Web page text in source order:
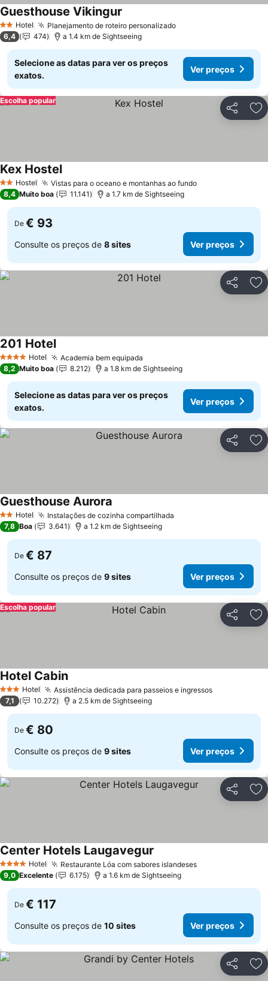
2 Estrelas
Hotel Planejamento de roteiro personalizado
Guesthouse Vikingur
6,4 474 a 1.4 km de Sightseeing
Selecione as datas para ver os preços
exatos.
Ver preços
Partilhar
Escolha popular
2 Estrelas
Hostel Vistas para o oceano e montanhas ao fundo
Kex Hostel
8,4 Muito boa 11.141 a 1.7 km de Sightseeing
De € 93
Consulte os preços de 8 sites Ver preços
Partilhar
4 EstrelasHotel Academia bem equipada
201 Hotel
8,2 Muito boa 8.212 a 1.8 km de Sightseeing
Selecione as datas para ver os preços
exatos.
Ver preços
Partilhar
2 Estrelas
Hotel Instalações de cozinha compartilhada
Guesthouse Aurora
7,8 Boa 3.641 a 1.2 km de Sightseeing
De € 87
Consulte os preços de 9 sites Ver preços
Partilhar
Escolha popular
3 EstrelasHotel Assistência dedicada para passeios e ingressos
Hotel Cabin
7,1 10.272 a 2.5 km de Sightseeing
De € 80
Consulte os preços de 9 sites Ver preços
Partilhar
4 EstrelasHotel Restaurante Lóa com sabores islandeses
Center Hotels Laugavegur
9,0 Excelente 6.175 a 1.6 km de Sightseeing
De € 117
Consulte os preços de 10 sites Ver preços
Partilhar